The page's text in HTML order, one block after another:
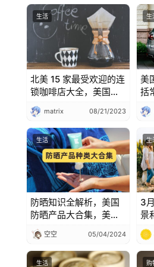
生活
北美 15 家最受欢迎的连
锁咖啡店大全，美国连
锁咖啡店大对比
matrix 08/21/2023
生
美
括
额
生活
防晒知识全解析，美国
防晒产品大合集，美国
防晒霜、防晒喷雾、防
晒乳液、防晒棒等等怎
么选，防晒产品清单
空空 05/04/2024
生
3
景
节
生活 购